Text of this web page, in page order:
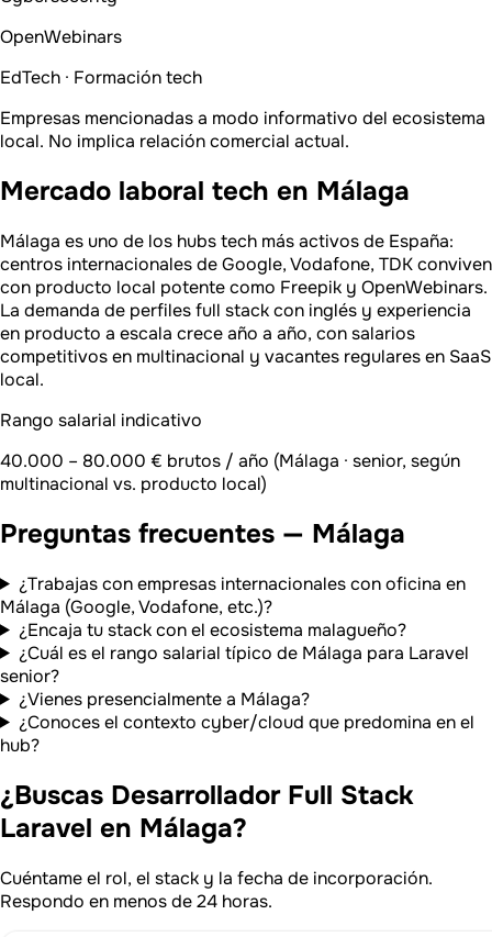
OpenWebinars
EdTech · Formación tech
Empresas mencionadas a modo informativo del ecosistema
local. No implica relación comercial actual.
Mercado laboral tech en Málaga
Málaga es uno de los hubs tech más activos de España:
centros internacionales de Google, Vodafone, TDK conviven
con producto local potente como Freepik y OpenWebinars.
La demanda de perfiles full stack con inglés y experiencia
en producto a escala crece año a año, con salarios
competitivos en multinacional y vacantes regulares en SaaS
local.
Rango salarial indicativo
40.000 – 80.000 € brutos / año (Málaga · senior, según
multinacional vs. producto local)
Preguntas frecuentes — Málaga
¿Trabajas con empresas internacionales con oficina en
Málaga (Google, Vodafone, etc.)?
¿Encaja tu stack con el ecosistema malagueño?
¿Cuál es el rango salarial típico de Málaga para Laravel
senior?
¿Vienes presencialmente a Málaga?
¿Conoces el contexto cyber/cloud que predomina en el
hub?
¿Buscas Desarrollador Full Stack
Laravel en Málaga?
Cuéntame el rol, el stack y la fecha de incorporación.
Respondo en menos de 24 horas.